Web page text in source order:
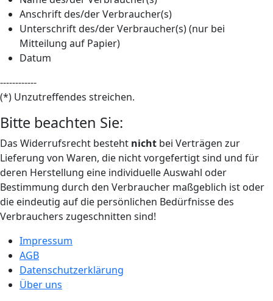
Anschrift des/der Verbraucher(s)
Unterschrift des/der Verbraucher(s) (nur bei
Mitteilung auf Papier)
Datum
------------
(*) Unzutreffendes streichen.
Bitte beachten Sie:
Das Widerrufsrecht besteht nicht bei Verträgen zur
Lieferung von Waren, die nicht vorgefertigt sind und für
deren Herstellung eine individuelle Auswahl oder
Bestimmung durch den Verbraucher maßgeblich ist oder
die eindeutig auf die persönlichen Bedürfnisse des
Verbrauchers zugeschnitten sind!
Impressum
AGB
Datenschutzerklärung
Über uns